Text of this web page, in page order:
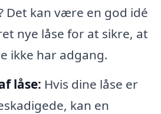
Det kan være en god idé
nye låse for at sikre, at
ikke har adgang.
låse: Hvis dine låse er
kan en